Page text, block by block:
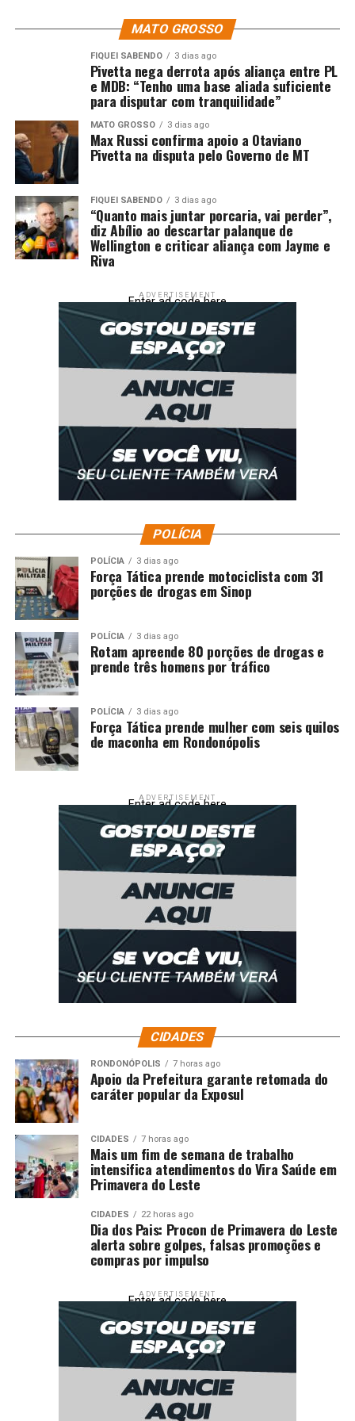
RELATED TOPICS: ANOS CRIANÇAS DESTAQUE
ENTRE
SÃO TRABALHO TRÊS
Consultor espiritual acusado de dar golpe de R$ 22 mil
em idoso de 82 anos é alvo de investigação
DON'T MISS
PM e PRF detém integrantes de facção, apreende armas
e recupera carro roubado
MATO GROSSO
FIQUEI SABENDO 3 dias ago
Pivetta nega derrota após aliança entre PL
e MDB: “Tenho uma base aliada suficiente
para disputar com tranquilidade”
MATO GROSSO 3 dias ago
Max Russi confirma apoio a Otaviano
Pivetta na disputa pelo Governo de MT
FIQUEI SABENDO 3 dias ago
“Quanto mais juntar porcaria, vai perder”,
diz Abílio ao descartar palanque de
Wellington e criticar aliança com Jayme e
Riva
ADVERTISEMENT
Enter ad code here
POLÍCIA
POLÍCIA 3 dias ago
Força Tática prende motociclista com 31
porções de drogas em Sinop
POLÍCIA 3 dias ago
Rotam apreende 80 porções de drogas e
prende três homens por tráfico
POLÍCIA 3 dias ago
Força Tática prende mulher com seis quilos
de maconha em Rondonópolis
ADVERTISEMENT
Enter ad code here
CIDADES
RONDONÓPOLIS 7 horas ago
Apoio da Prefeitura garante retomada do
caráter popular da Exposul
CIDADES 7 horas ago
Mais um fim de semana de trabalho
intensifica atendimentos do Vira Saúde em
Primavera do Leste
CIDADES 22 horas ago
Dia dos Pais: Procon de Primavera do Leste
alerta sobre golpes, falsas promoções e
compras por impulso
ADVERTISEMENT
Enter ad code here